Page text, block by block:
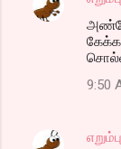
C
9:50
எறும்பு